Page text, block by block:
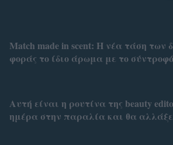
Match made in scent: Η νέα τάση των
φοράς το ίδιο άρωμα με το
Αυτή είναι η ρουτίνα της beauty
ημέρα στην παραλία και θα